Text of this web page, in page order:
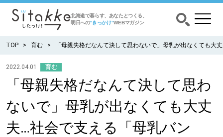
北海道で暮らす、あなたとつくる、
明日への”きっかけ”WEBマガジン
CATEGORY カテゴリー
食べる
TOP 育む 「母親失格だなんて決して思わないで」母乳が出なくても大
2022.04.01 育む
「母親失格だなんて決して思わ
ないで」母乳が出なくても大丈
夫…社会で支える「母乳バン